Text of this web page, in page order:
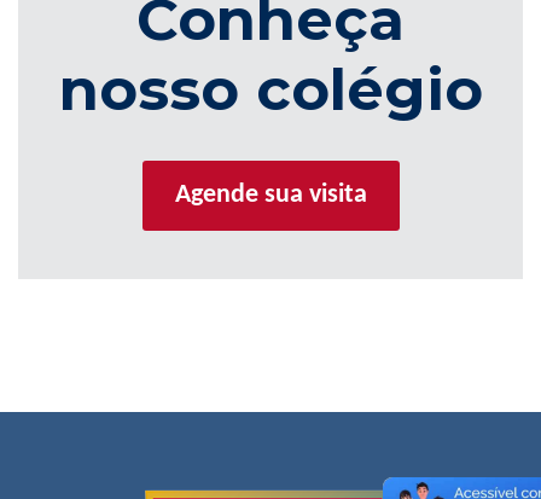
Conheça
nosso colégio
Agende sua visita